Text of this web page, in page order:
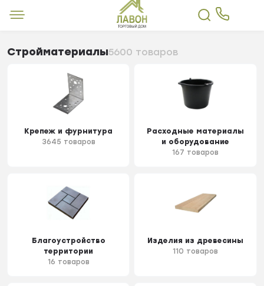
Стройматериалы5600 товаров
Крепеж и фурнитура
3645 товаров
Расходные материалы
и оборудование
167 товаров
Благоустройство
территории
16 товаров
Изделия из древесины
110 товаров